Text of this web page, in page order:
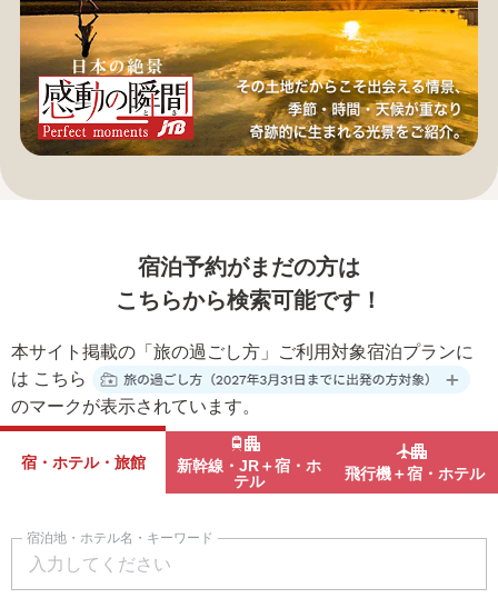
宿泊予約がまだの方は
こちらから検索可能です！
本サイト掲載の「旅の過ごし方」ご利用対象宿泊プランに
は こちら
のマークが表示されています。
宿・ホテル・旅館
新幹線・JR＋宿・ホ
テル
飛行機＋宿・ホテル
宿泊地・ホテル名・キーワード